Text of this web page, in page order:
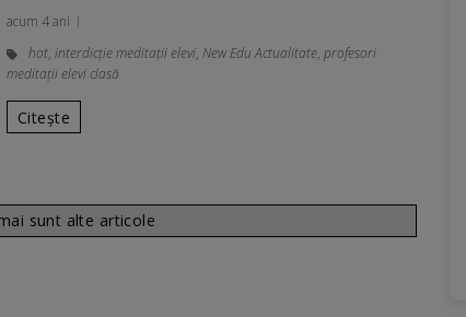
acum 4 ani
hot, interdicție meditații elevi, New Edu Actualitate, profesori
meditații elevi clasă
Citește
sunt alte articole